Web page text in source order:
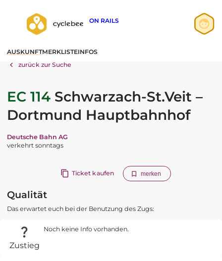
ON RAILS
AUSKUNFTMERKLISTEINFOS
zurück zur Suche
EC 114 Schwarzach-St.Veit –
Dortmund Hauptbahnhof
Deutsche Bahn AG
verkehrt sonntags
Ticket kaufen merken
Qualität
Das erwartet euch bei der Benutzung des Zugs:
Zustieg
Noch keine Info vorhanden.